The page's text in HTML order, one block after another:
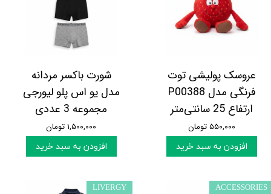
عروسک پولیشی توت
فرنگی مدل P00388
ارتفاع 25 سانتی‌متر
۵۵۰,۰۰۰ تومان
افزودن به سبد خرید
شورت باکسر مردانه
مدل یو اس پلو لیورجی
مجموعه 3 عددی
۱,۵۰۰,۰۰۰ تومان
افزودن به سبد خرید
ACCESSORIES
LIVERGY